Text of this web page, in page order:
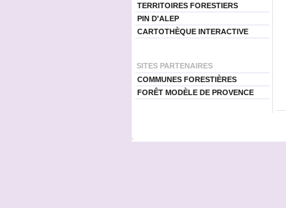
TERRITOIRES FORESTIERS
PIN D'ALEP
CARTOTHÈQUE INTERACTIVE
SITES PARTENAIRES
COMMUNES FORESTIÈRES
FORÊT MODÈLE DE PROVENCE